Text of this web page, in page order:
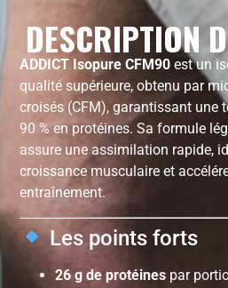
DESCRIPTION
ADDICT Isopure CFM90 est un
qualité supérieure, obtenu par
croisés (CFM), garantissant une
90 % en protéines. Sa formule
assure une assimilation rapide,
croissance musculaire et
entraînement.
Les points forts
26 g de protéines par